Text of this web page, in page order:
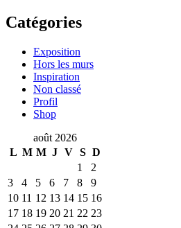
Catégories
Exposition
Hors les murs
Inspiration
Non classé
Profil
Shop
août 2026
L M M J V S D
1
2
3
4 5 6 7 8
9
10 11 12 13 14 15 16
17 18 19 20 21 22 23